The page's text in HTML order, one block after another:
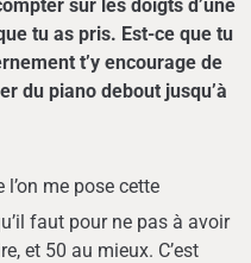
sur les doigts d’une
tu as pris. Est-ce que tu
t’y encourage de
du piano debout jusqu’à
me pose cette
faut pour ne pas à avoir
et 50 au mieux. C’est